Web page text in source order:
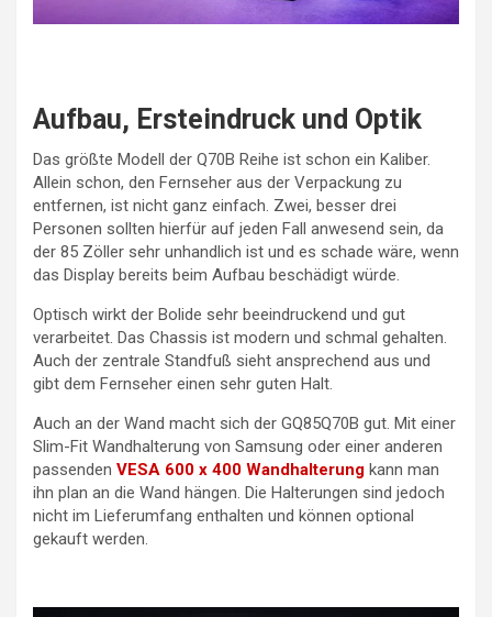
Aufbau, Ersteindruck und Optik
Das größte Modell der Q70B Reihe ist schon ein Kaliber.
Allein schon, den Fernseher aus der Verpackung zu
entfernen, ist nicht ganz einfach. Zwei, besser drei
Personen sollten hierfür auf jeden Fall anwesend sein, da
der 85 Zöller sehr unhandlich ist und es schade wäre, wenn
das Display bereits beim Aufbau beschädigt würde.
Optisch wirkt der Bolide sehr beeindruckend und gut
verarbeitet. Das Chassis ist modern und schmal gehalten.
Auch der zentrale Standfuß sieht ansprechend aus und
gibt dem Fernseher einen sehr guten Halt.
Auch an der Wand macht sich der GQ85Q70B gut. Mit einer
Slim-Fit Wandhalterung von Samsung oder einer anderen
passenden VESA 600 x 400 Wandhalterung kann man
ihn plan an die Wand hängen. Die Halterungen sind jedoch
nicht im Lieferumfang enthalten und können optional
gekauft werden.